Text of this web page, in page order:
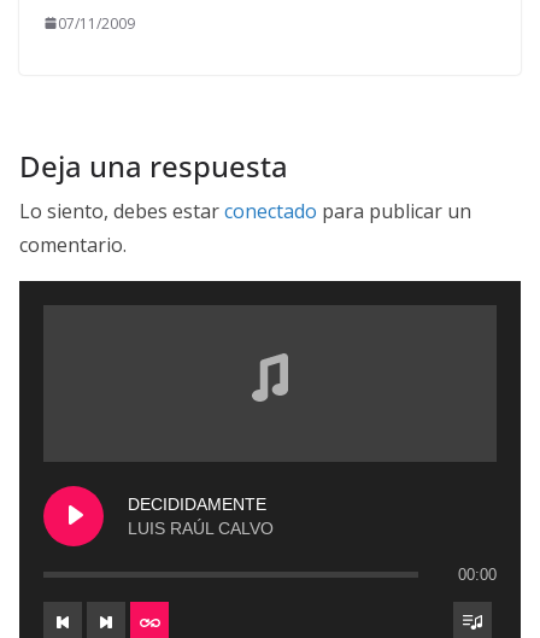
07/11/2009
Deja una respuesta
Lo siento, debes estarconectado para publicar un
comentario.
DECIDIDAMENTE
LUIS RAÚL CALVO
00:00